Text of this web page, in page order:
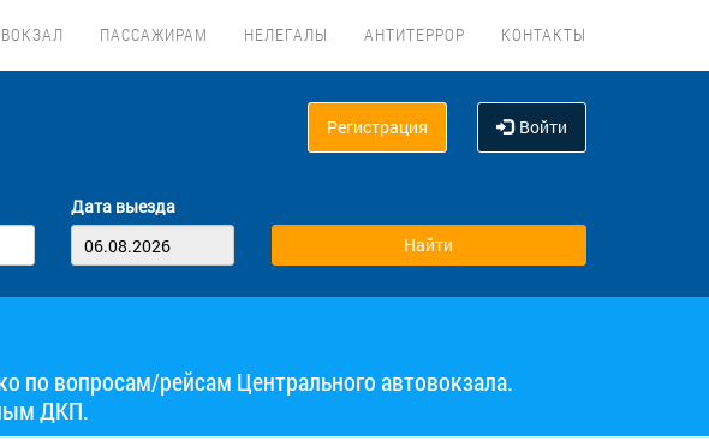
ПАССАЖИРАМ НЕЛЕГАЛЫ АНТИТЕРРОР КОНТАКТЫ
Регистрация Войти
Дата выезда
по вопросам/рейсам Центрального автовокзала.
ДКП.